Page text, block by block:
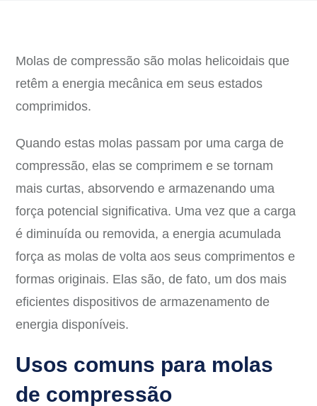
Molas de compressão são molas helicoidais que
retêm a energia mecânica em seus estados
comprimidos.
Quando estas molas passam por uma carga de
compressão, elas se comprimem e se tornam
mais curtas, absorvendo e armazenando uma
força potencial significativa. Uma vez que a carga
é diminuída ou removida, a energia acumulada
força as molas de volta aos seus comprimentos e
formas originais. Elas são, de fato, um dos mais
eficientes dispositivos de armazenamento de
energia disponíveis.
Usos comuns para molas
de compressão